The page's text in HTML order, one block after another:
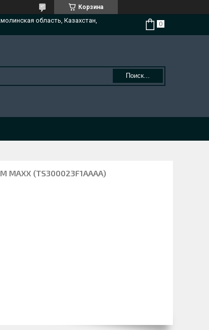
Корзина
область, Казахстан,
Поиск...
MAXX (TS300023F1AAAA)